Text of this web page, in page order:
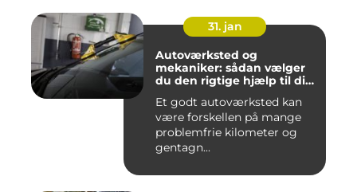
31. jan
Autoværksted og
mekaniker: sådan vælger
du den rigtige hjælp til din
Et godt autoværksted kan
være forskellen på mange
problemfrie kilometer og
gentagn...